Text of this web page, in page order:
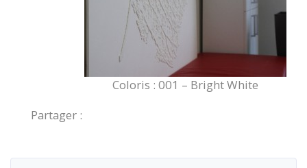
Coloris : 001 – Bright White
Partager :